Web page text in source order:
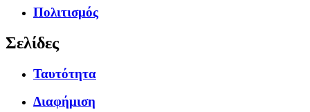
Πολιτισμός
Σελίδες
Ταυτότητα
Διαφήμιση